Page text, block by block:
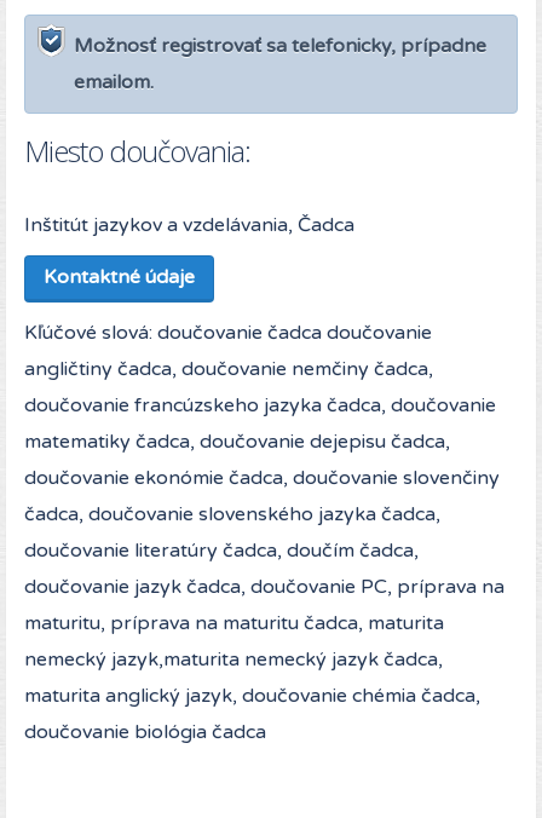
Možnosť registrovať sa telefonicky, prípadne
emailom.
Miesto doučovania:
Inštitút jazykov a vzdelávania, Čadca
Kontaktné údaje
Kľúčové slová: doučovanie čadca doučovanie
angličtiny čadca, doučovanie nemčiny čadca,
doučovanie francúzskeho jazyka čadca, doučovanie
matematiky čadca, doučovanie dejepisu čadca,
doučovanie ekonómie čadca, doučovanie slovenčiny
čadca, doučovanie slovenského jazyka čadca,
doučovanie literatúry čadca, doučím čadca,
doučovanie jazyk čadca, doučovanie PC, príprava na
maturitu, príprava na maturitu čadca, maturita
nemecký jazyk,maturita nemecký jazyk čadca,
maturita anglický jazyk, doučovanie chémia čadca,
doučovanie biológia čadca